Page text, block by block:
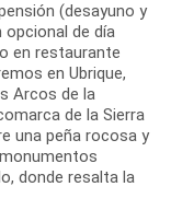
(desayuno y
opcional de día
en restaurante
en Ubrique,
Arcos de la
de la Sierra
una peña rocosa y
donde resalta la